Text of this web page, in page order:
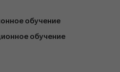
обучение
обучение